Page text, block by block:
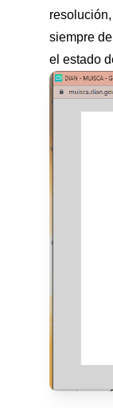
siempre
el estado